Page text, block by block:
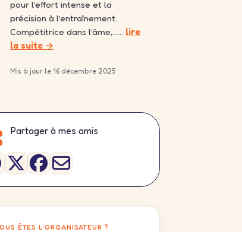
pour l’effort intense et la
précision à l’entraînement.
Compétitrice dans l’âme,…… lire
la suite →
Mis à jour le 16 décembre 2025
Partager à mes amis
ÊTES L'ORGANISATEUR ?